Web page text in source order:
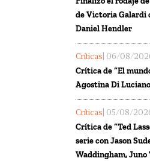
de Victoria Galardi
Daniel Hendler
Críticas | 06/08/
Crítica de “El
Agostina Di
Críticas | 05/08/
Crítica de “Ted
serie con Jason
Waddingham,